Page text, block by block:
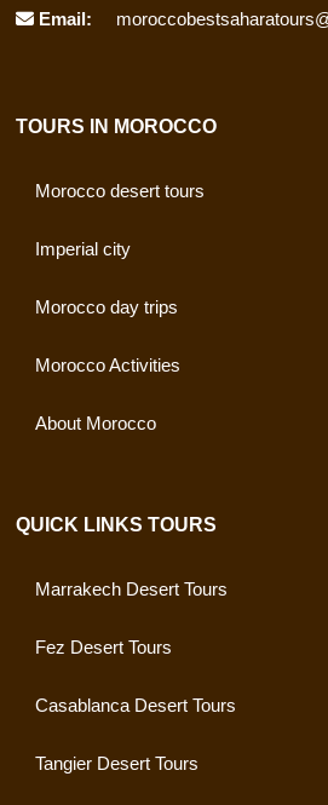
Email:
TOURS IN MOROCCO
Morocco desert tours
Imperial city
Morocco day trips
Morocco Activities
About Morocco
QUICK LINKS TOURS
Marrakech Desert Tours
Fez Desert Tours
Casablanca Desert Tours
Tangier Desert Tours